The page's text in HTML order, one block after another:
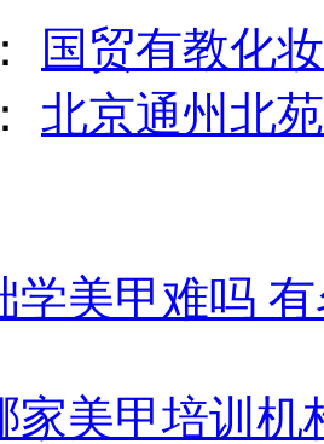
国贸有教化
北京通州北
学美甲难吗
家美甲培训